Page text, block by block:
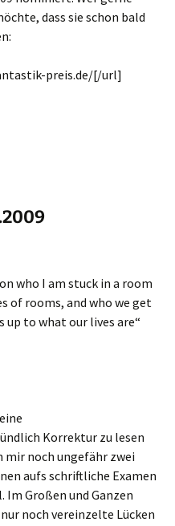
dass sie schon bald
preis.de/[/url]
who I am stuck in a room
of rooms, and who we get
up to what our lives are“
Korrektur zu lesen
mir noch ungefähr zwei
aufs schriftliche Examen
Großen und Ganzen
noch vereinzelte Lücken